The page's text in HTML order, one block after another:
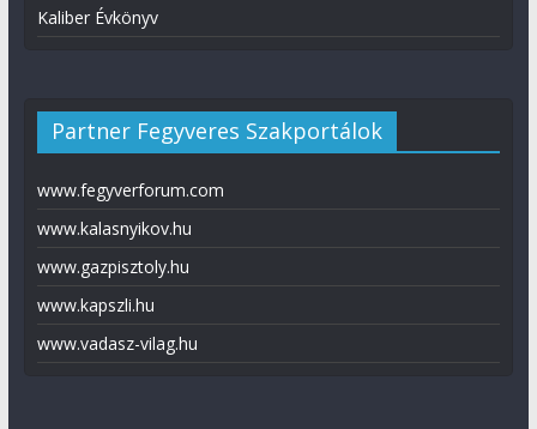
Kaliber Évkönyv
Partner Fegyveres Szakportálok
www.fegyverforum.com
www.kalasnyikov.hu
www.gazpisztoly.hu
www.kapszli.hu
www.vadasz-vilag.hu